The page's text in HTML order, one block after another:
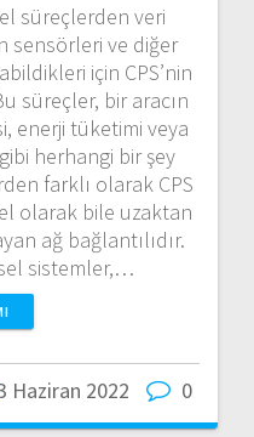
süreçlerden veri
sensörleri ve diğer
için CPS’nin
süreçler, bir aracın
enerji tüketimi veya
herhangi bir şey
farklı olarak CPS
olarak bile uzaktan
ağ bağlantılıdır.
sistemler,…
Haziran 2022 0